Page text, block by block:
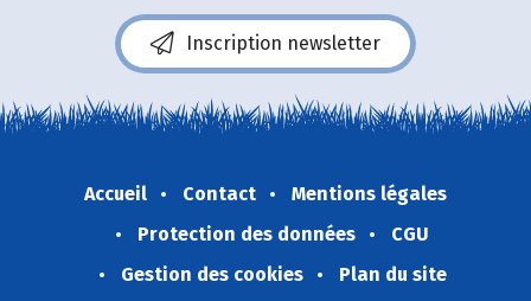
Inscription newsletter
Accueil Contact
Mentions légales
Protection des données
CGU
Gestion des cookies
Plan du site